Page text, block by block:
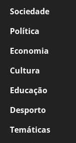
Sociedade
Política
Economia
Cultura
Educação
Desporto
Temáticas